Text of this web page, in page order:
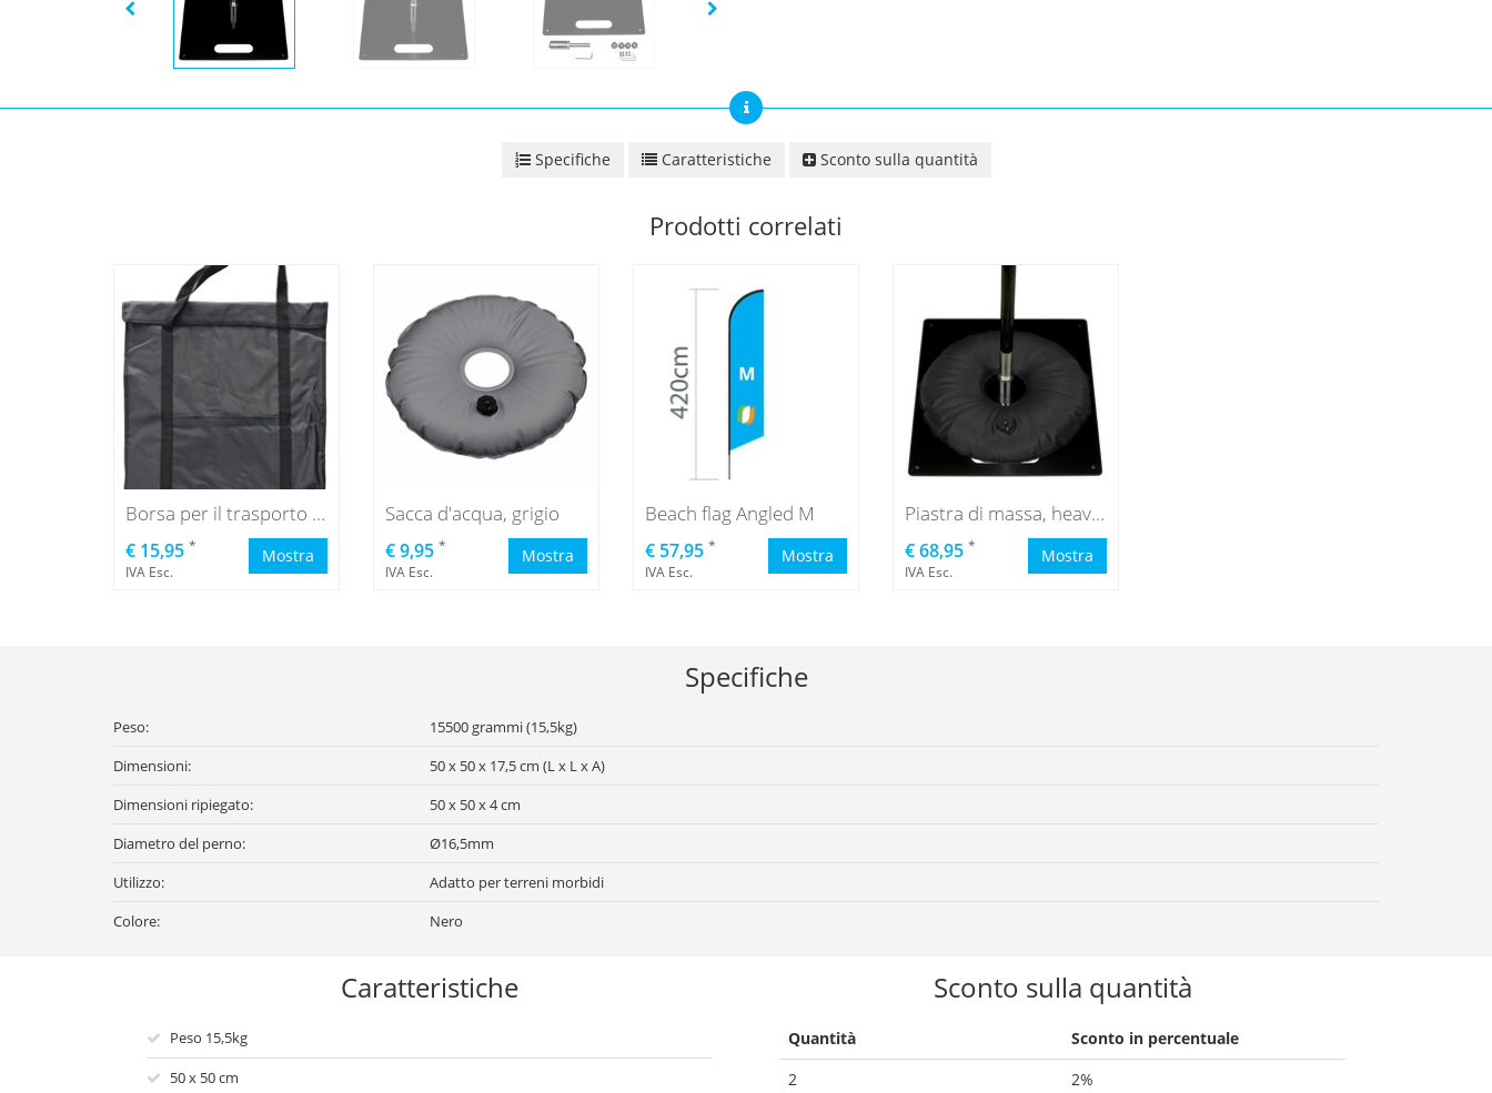
Specifiche Caratteristiche Sconto sulla quantità
Prodotti correlati
Borsa per il trasporto della piastra die massa Heavy
€ 15,95 *
IVA Esc.
Mostra
Sacca d'acqua, grigio
€ 9,95 *
IVA Esc.
Mostra
Beach flag Angled M
€ 57,95 *
IVA Esc.
Mostra
Piastra di massa, heavy, nera con sacca d'acqua nera
€ 68,95 *
IVA Esc.
Mostra
Specifiche
Peso:
15500 grammi (15,5kg)
Dimensioni:
50 x 50 x 17,5 cm (L x L x A)
Dimensioni ripiegato:
50 x 50 x 4 cm
Diametro del perno:
Ø16,5mm
Utilizzo:
Adatto per terreni morbidi
Colore:
Nero
Caratteristiche
Peso 15,5kg
50 x 50 cm
Sconto sulla quantità
Quantità
Sconto in percentuale
2
2%